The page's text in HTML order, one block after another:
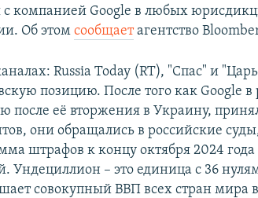
с компанией Google в любых
Об этомсообщаетагентство
Russia Today (RT), "Спас" и
позицию. После того как Google
после её вторжения в Украину,
они обращались в российские
штрафов к концу октября 2024 года
Ундециллион – это единица с 36
совокупный ВВП всех стран мира